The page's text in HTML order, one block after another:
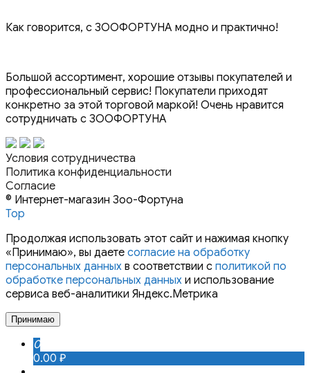
Как говорится, с ЗООФОРТУНА модно и практично!
Большой ассортимент, хорошие отзывы покупателей и
профессиональный сервис! Покупатели приходят
конкретно за этой торговой маркой! Очень нравится
сотрудничать с ЗООФОРТУНА
Условия сотрудничества
Политика конфиденциальности
Согласие
© Интернет-магазин Зоо-Фортуна
Top
Продолжая использовать этот сайт и нажимая кнопку
«Принимаю», вы даете согласие на обработку
персональных данных в соответствии с политикой по
обработке персональных данных и использование
сервиса веб-аналитики Яндекс.Метрика
Принимаю
0
0.00 ₽